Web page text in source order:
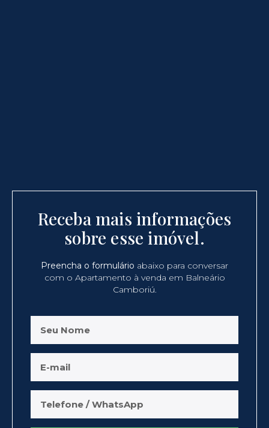
Receba mais informações
sobre esse imóvel.
Preencha o formulário abaixo para conversar
com o Apartamento à venda em Balneário
Camboriú.